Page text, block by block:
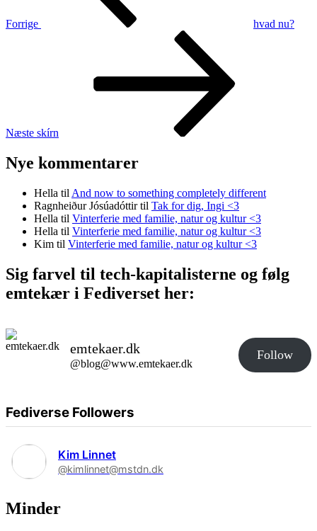
Forrige
hvad nu?
Næste skí­rn
Nye kommentarer
Hella til And now to something completely different
Ragnheiður Jósúadóttirtil Tak for dig, Ingi <3
Hella til Vinterferie med familie, natur og kultur <3
Hella til Vinterferie med familie, natur og kultur <3
Kim til Vinterferie med familie, natur og kultur <3
Sig farvel til tech-kapitalisterne og følg
emtekær i Fediverset her:
emtekaer.dk
@blog@www.emtekaer.dk
Follow
Fediverse Followers
Kim Linnet
@kimlinnet@mstdn.dk
Minder